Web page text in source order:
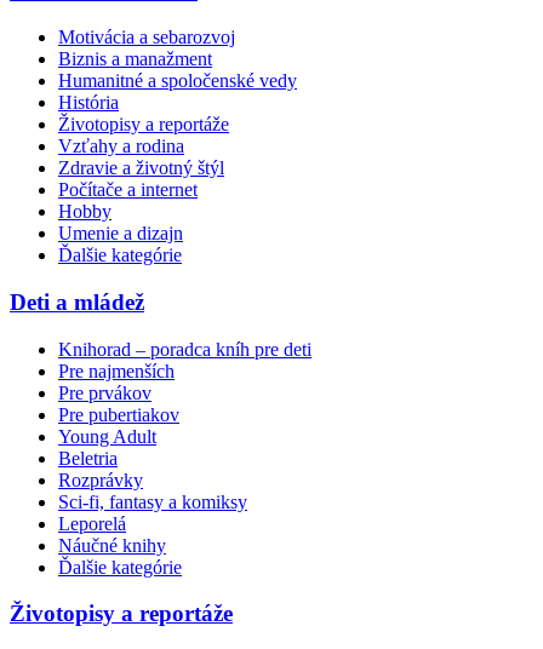
Motivácia a sebarozvoj
Biznis a manažment
Humanitné a spoločenské vedy
História
Životopisy a reportáže
Vzťahy a rodina
Zdravie a životný štýl
Počítače a internet
Hobby
Umenie a dizajn
Ďalšie kategórie
Deti a mládež
Knihorad – poradca kníh pre deti
Pre najmenších
Pre prvákov
Pre pubertiakov
Young Adult
Beletria
Rozprávky
Sci-fi, fantasy a komiksy
Leporelá
Náučné knihy
Ďalšie kategórie
Životopisy a reportáže